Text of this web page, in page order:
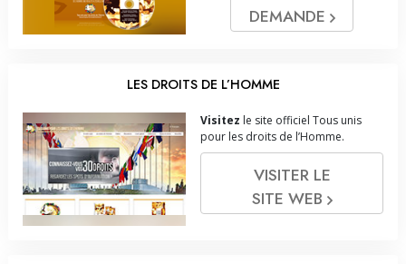
DEMANDE
LES DROITS DE L’HOMME
Visitez le site officiel Tous unis
pour les droits de l’Homme.
VISITER LE
SITE WEB